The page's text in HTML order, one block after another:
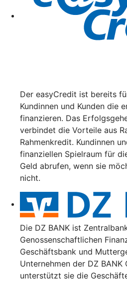
Der easyCredit ist bereits
Kundinnen und Kunden die
finanzieren. Das
verbindet die Vorteile aus
Rahmenkredit. Kundinnen
finanziellen Spielraum für
Geld abrufen, wenn sie
nicht.
Die DZ BANK ist
Genossenschaftlichen
Geschäftsbank und
Unternehmen der DZ
unterstützt sie die